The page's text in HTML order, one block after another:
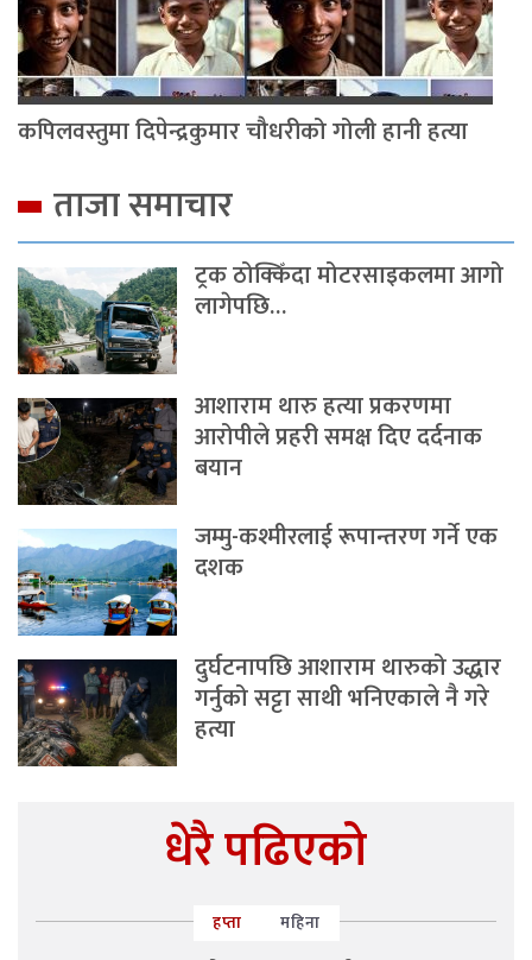
कपिलवस्तुमा दिपेन्द्रकुमार चौधरीको गोली हानी हत्या
ताजा समाचार
ट्रक ठोक्किँदा मोटरसाइकलमा आगो
लागेपछि…
आशाराम थारु हत्या प्रकरणमा
आरोपीले प्रहरी समक्ष दिए दर्दनाक
बयान
जम्मु-कश्मीरलाई रूपान्तरण गर्ने एक
दशक
दुर्घटनापछि आशाराम थारुको उद्धार
गर्नुको सट्टा साथी भनिएकाले नै गरे
हत्या
धेरै पढिएको
हप्ता महिना